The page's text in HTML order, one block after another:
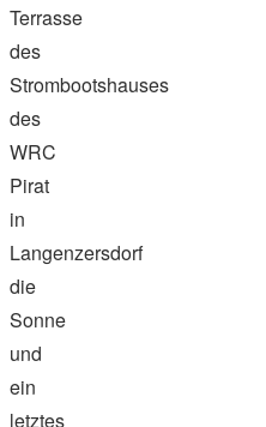
Terrasse
des
Strombootshauses
des
WRC
Pirat
in
Langenzersdorf
die
Sonne
und
ein
letztes